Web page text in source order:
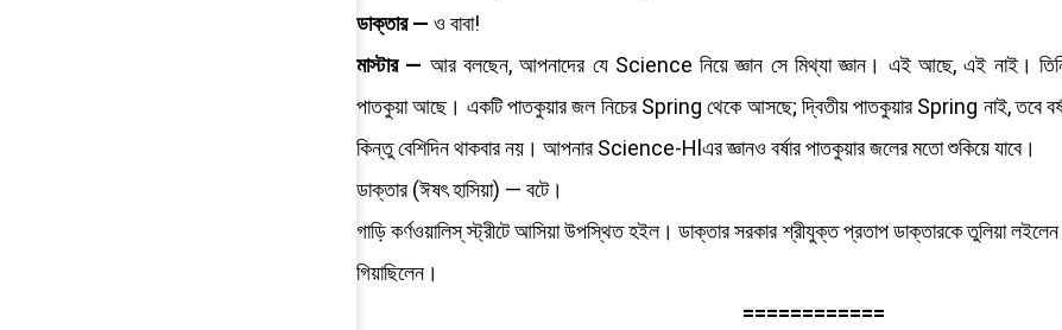
ডাক্তার — ও বাবা!
মাস্টার — আর বলছেন, আপনাদের যে Science নিয়ে জ্ঞান সে মিথ্যা জ্ঞান। এই আছে, এই নাই।
পাতকুয়া আছে। একটি পাতকুয়ার জল নিচের Spring থেকে আসছে; দ্বিতীয় পাতকুয়ার Spring নাই, তবে
কিন্তু বেশিদিন থাকবার নয়। আপনার Science-Hlএর জ্ঞানও বর্ষার পাতকুয়ার জলের মতো শুকিয়ে যাবে।
ডাক্তার (ঈষৎ হাসিয়া) — বটে।
গাড়ি কর্ণওয়ালিস্‌ স্ট্রীটে আসিয়া উপস্থিত হইল। ডাক্তার সরকার শ্রীযুক্ত প্রতাপ ডাক্তারকে তুলিয়া
গিয়াছিলেন।
============